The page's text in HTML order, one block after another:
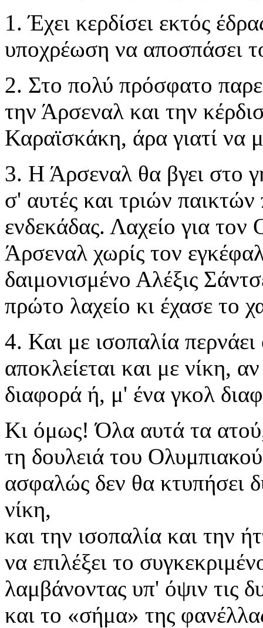
1. Έχει κερδίσει εκτός
υποχρέωση να αποσπάσει
2. Στο πολύ πρόσφατο
την Άρσεναλ και την
Καραϊσκάκη, άρα γιατί να
3. Η Άρσεναλ θα βγει στο
σ' αυτές και τριών παικτών
ενδεκάδας. Λαχείο για τον
Άρσεναλ χωρίς τον
δαιμονισμένο Αλέξις
πρώτο λαχείο κι έχασε το
4. Και με ισοπαλία
αποκλείεται και με νίκη,
διαφορά ή, μ' ένα γκολ
Κι όμως! Όλα αυτά τα
τη δουλειά του
ασφαλώς δεν θα κτυπήσει
νίκη,
και την ισοπαλία και την
να επιλέξει το
λαμβάνοντας υπ' όψιν τις
και το «σήμα» της